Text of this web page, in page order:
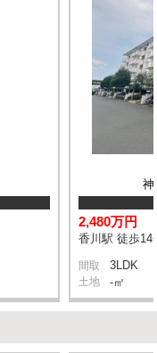
神
2,480万円
香川駅 徒歩14
間取 3LDK
土地 -㎡